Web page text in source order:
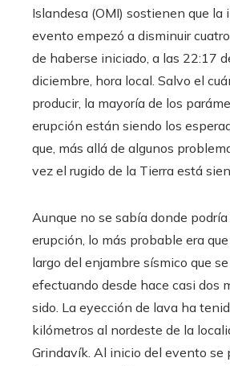
Islandesa (OMI) sostienen que la
evento empezó a disminuir
de haberse iniciado, a las 22:17
diciembre, hora local. Salvo el
producir, la mayoría de los
erupción están siendo los
que, más allá de algunos
vez el rugido de la Tierra está
Aunque no se sabía donde
erupción, lo más probable era
largo del enjambre sísmico que
efectuando desde hace casi dos
sido. La eyección de lava ha
kilómetros al nordeste de la
Grindavík. Al inicio del evento se